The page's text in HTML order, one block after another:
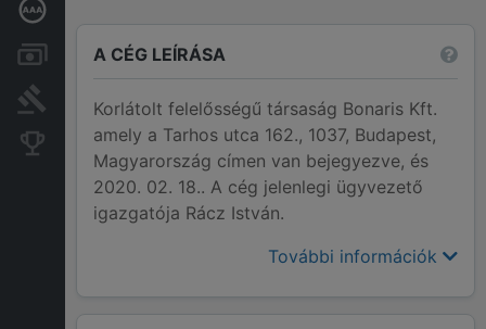
Számlák és zárolások
Bírósági eljárások
Konkurens cégek
A CÉG LEÍRÁSA
Korlátolt felelősségű társaság Bonaris Kft.
amely a Tarhos utca 162., 1037, Budapest,
Magyarország címen van bejegyezve, és
2020. 02. 18.. A cég jelenlegi ügyvezető
igazgatója Rácz István.
További információk